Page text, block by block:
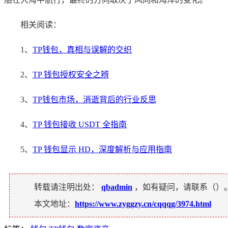
相关阅读：
1、 TP钱包，真相与误解的交织
2、 TP 钱包授权安全之辨
3、 TP钱包市场，消逝背后的行业反思
4、 TP 钱包接收 USDT 全指南
5、 TP 钱包显示 HD，深度解析与应用指南
转载请注明出处： qbadmin ，如有疑问，请联系（）
本文地址： https://www.zyggzy.cn/cqqqg/3974.html